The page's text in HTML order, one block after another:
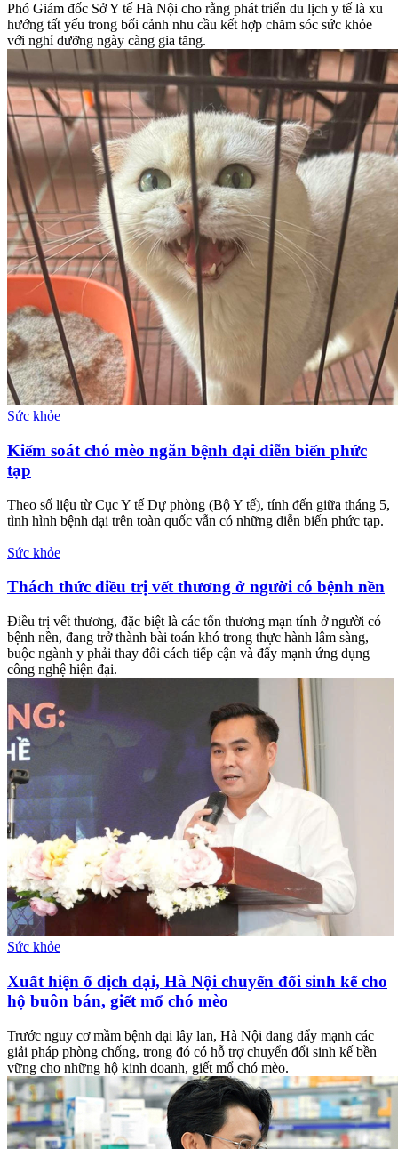
Phó Giám đốc Sở Y tế Hà Nội cho rằng phát triển du lịch y tế là xu
hướng tất yếu trong bối cảnh nhu cầu kết hợp chăm sóc sức khỏe
với nghỉ dưỡng ngày càng gia tăng.
Sức khỏe
Kiểm soát chó mèo ngăn bệnh dại diễn biến phức
tạp
Theo số liệu từ Cục Y tế Dự phòng (Bộ Y tế), tính đến giữa tháng 5,
tình hình bệnh dại trên toàn quốc vẫn có những diễn biến phức tạp.
Sức khỏe
Thách thức điều trị vết thương ở người có bệnh nền
Điều trị vết thương, đặc biệt là các tổn thương mạn tính ở người có
bệnh nền, đang trở thành bài toán khó trong thực hành lâm sàng,
buộc ngành y phải thay đổi cách tiếp cận và đẩy mạnh ứng dụng
công nghệ hiện đại.
Sức khỏe
Xuất hiện ổ dịch dại, Hà Nội chuyển đổi sinh kế cho
hộ buôn bán, giết mổ chó mèo
Trước nguy cơ mầm bệnh dại lây lan, Hà Nội đang đẩy mạnh các
giải pháp phòng chống, trong đó có hỗ trợ chuyển đổi sinh kế bền
vững cho những hộ kinh doanh, giết mổ chó mèo.